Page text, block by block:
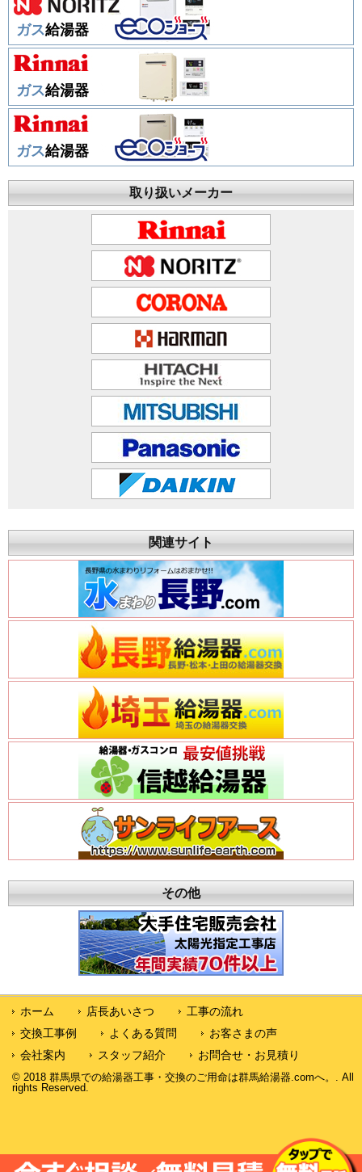
ガス給湯器
ガス給湯器
ガス給湯器
取り扱いメーカー
関連サイト
その他
ホーム 店長あいさつ
工事の流れ
交換工事例
よくある質問
お客さまの声
会社案内
スタッフ紹介 お問合せ・お見積り
© 2018 群馬県での給湯器工事・交換のご用命は群馬給湯器.comへ。. All
rights Reserved.